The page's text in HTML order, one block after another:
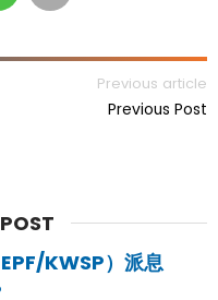
Previous article
Previous Post
KWSP）派息